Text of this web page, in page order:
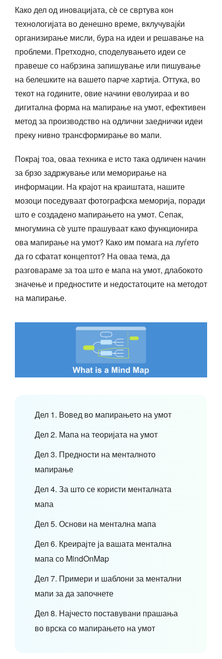
Како дел од иновацијата, сè се свртува кон
технологијата во денешно време, вклучувајќи
организирање мисли, бура на идеи и решавање на
проблеми. Претходно, споделувањето идеи се
правеше со набрзина запишување или пишување
на белешките на вашето парче хартија. Оттука, во
текот на годините, овие начини еволуираа и во
дигитална форма на мапирање на умот, ефективен
метод за производство на одлични заеднички идеи
преку нивно трансформирање во мапи.
Покрај тоа, оваа техника е исто така одличен начин
за брзо задржување или меморирање на
информации. На крајот на краиштата, нашите
мозоци поседуваат фотографска меморија, поради
што е создадено мапирањето на умот. Сепак,
многумина сè уште прашуваат како функционира
ова мапирање на умот? Како им помага на луѓето
да го сфатат концептот? На оваа тема, да
разговараме за тоа што е мапа на умот, длабокото
значење и предностите и недостатоците на методот
на мапирање.
Дел 1. Вовед во мапирањето на умот
Дел 2. Мапа на теоријата на умот
Дел 3. Предности на менталното
мапирање
Дел 4. За што се користи менталната
мапа
Дел 5. Основи на ментална мапа
Дел 6. Креирајте ја вашата ментална
мапа со MindOnMap
Дел 7. Примери и шаблони за ментални
мапи за да започнете
Дел 8. Најчесто поставувани прашања
во врска со мапирањето на умот